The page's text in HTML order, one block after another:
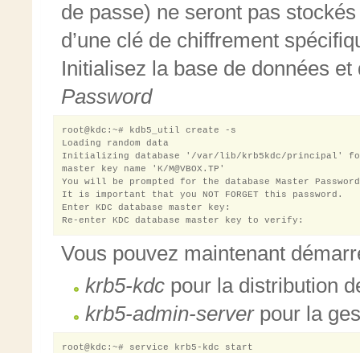
de passe) ne seront pas
d’une clé de chiffrement
Initialisez la base de données
Password
root@kdc:~# kdb5_util create -s
Loading random data
Initializing database '/var/lib/krb5kdc/principal' for
master key name 'K/M@VBOX.TP'
You will be prompted for the database Master
It is important that you NOT FORGET this password.
Enter KDC database master key:
Vous pouvez maintenant
krb5-kdc pour la distribution
krb5-admin-serverpour la
root@kdc:~# service krb5-kdc start